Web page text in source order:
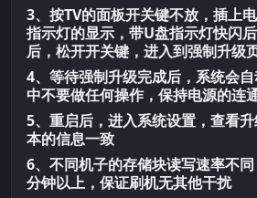
3、按TV的面板开关键不放，插上
指示灯的显示，带U盘指示灯快闪
后，松开开关键，进入到强制升级
4、等待强制升级完成后，系统会
中不要做任何操作，保持电源的连
5、重启后，进入系统设置，查看
本的信息一致
6、不同机子的存储块读写速率不
分钟以上，保证刷机无其他干扰